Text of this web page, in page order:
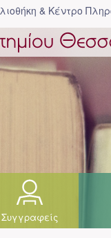
& Κέντρο
Συγγραφείς